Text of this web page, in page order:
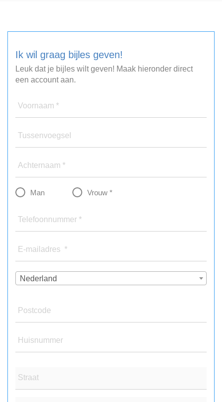
Ik wil graag bijles geven!
Leuk dat je bijles wilt geven! Maak hieronder direct
een account aan.
Voornaam *
Tussenvoegsel
Achternaam *
Man Vrouw *
Telefoonnummer *
E-mailadres *
Nederland
Postcode
Huisnummer
Straat